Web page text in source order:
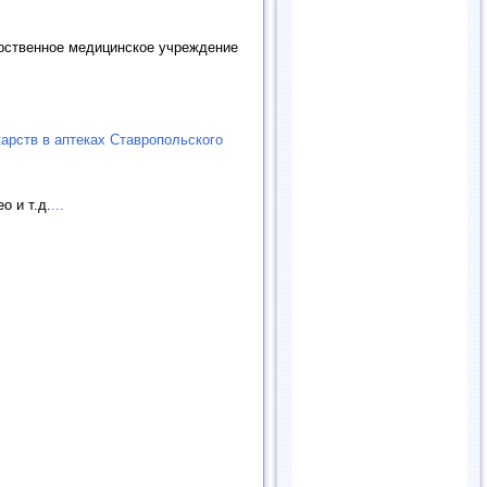
медицинское учреждение
в аптеках Ставропольского
и т.д.